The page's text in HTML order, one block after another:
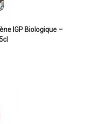
IGP Biologique –